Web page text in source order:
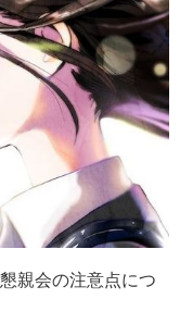
親会の注意点につ